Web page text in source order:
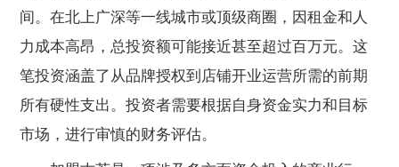
间。在北上广深等一线城市或顶级商圈，因租金和人
力成本高昂，总投资额可能接近甚至超过百万元。这
笔投资涵盖了从品牌授权到店铺开业运营所需的前期
所有硬性支出。投资者需要根据自身资金实力和目标
市场，进行审慎的财务评估。